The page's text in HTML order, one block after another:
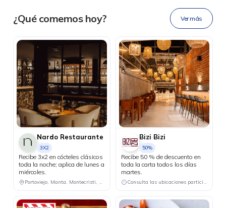
Ahora tus blu benefits
en una
sola app.
¿Qué comemos hoy? Ver más
Nardo Restaurante
3X2
Recibe 3x2 en cócteles clásicos
toda la noche; aplica de lunes a
miércoles.
Portoviejo, Manta, Montecristi, Chone
Bizi Bizi
50%
Recibe 50 % de descuento en
toda la carta todos los días
martes.
Consulta las ubicaciones participantes